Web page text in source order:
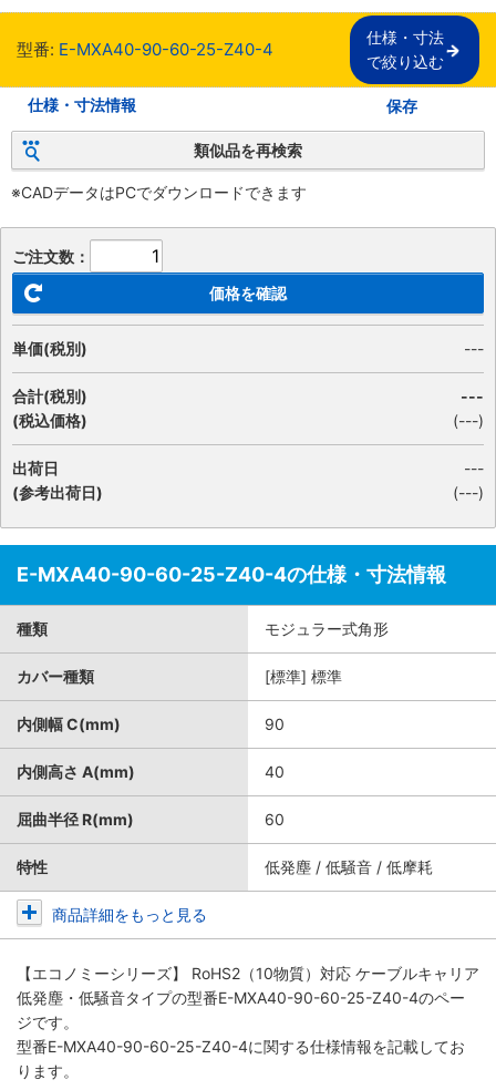
型番: E-MXA40-90-60-25-Z40-4
仕様・寸法
で絞り込む
仕様・寸法情報 保存
類似品を再検索
※CADデータはPCでダウンロードできます
ご注文数：
価格を確認
単価(税別) ---
合計(税別)
(税込価格)
---
(---)
出荷日
(参考出荷日)
---
(---)
E-MXA40-90-60-25-Z40-4の仕様・寸法情報
種類 モジュラー式角形
カバー種類 [標準] 標準
内側幅 C(mm) 90
内側高さ A(mm) 40
屈曲半径 R(mm) 60
特性 低発塵 / 低騒音 / 低摩耗
商品詳細をもっと見る
【エコノミーシリーズ】 RoHS2（10物質）対応 ケーブルキャリア
低発塵・低騒音タイプの型番E-MXA40-90-60-25-Z40-4のペー
ジです。
型番E-MXA40-90-60-25-Z40-4に関する仕様情報を記載してお
ります。